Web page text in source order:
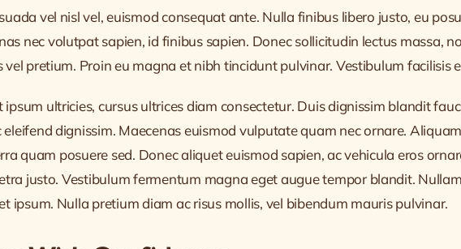
vel nisl vel, euismod consequat ante. Nulla finibus libero justo, eu
nec volutpat sapien, id finibus sapien. Donec sollicitudin lectus massa,
pretium. Proin eu magna et nibh tincidunt pulvinar. Vestibulum facilisis
ultricies, cursus ultrices diam consectetur. Duis dignissim blandit
dignissim. Maecenas euismod vulputate quam nec ornare.
quam posuere sed. Donec aliquet euismod sapien, ac vehicula eros
justo. Vestibulum fermentum magna eget augue tempor blandit.
ipsum. Nulla pretium diam ac risus mollis, vel bibendum mauris pulvinar.